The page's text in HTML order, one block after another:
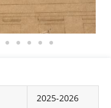
2025-2026